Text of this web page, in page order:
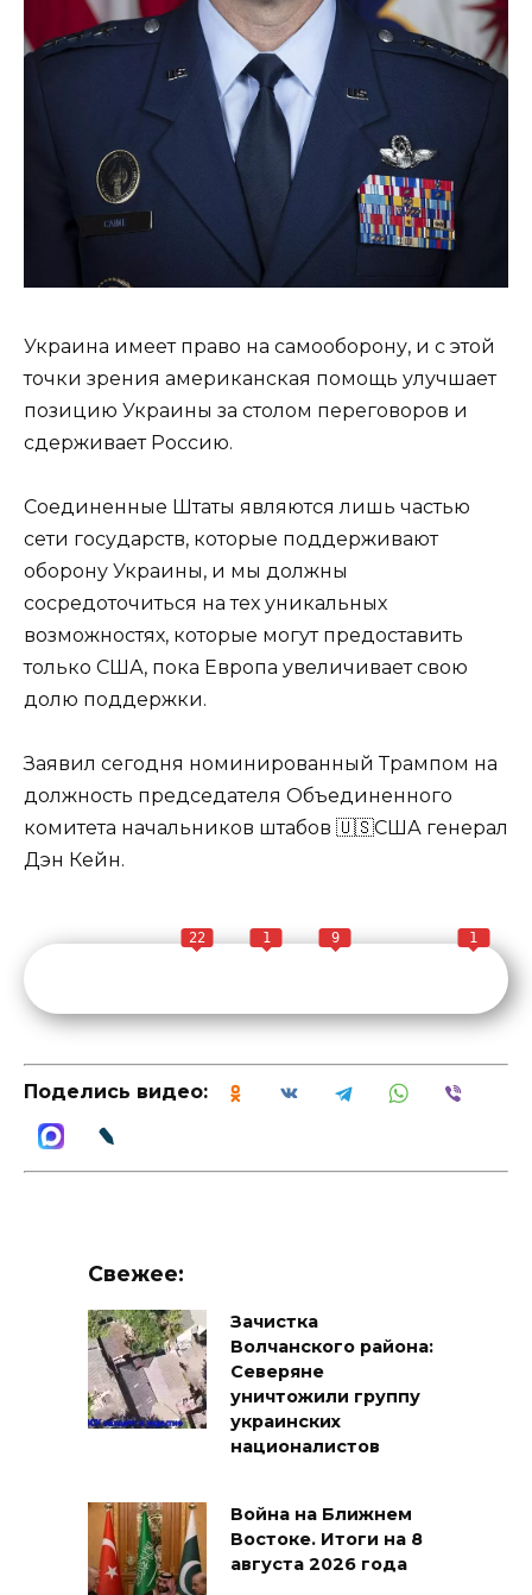
Украина имеет право на самооборону, и с этой
точки зрения американская помощь улучшает
позицию Украины за столом переговоров и
сдерживает Россию.
Соединенные Штаты являются лишь частью
сети государств, которые поддерживают
оборону Украины, и мы должны
сосредоточиться на тех уникальных
возможностях, которые могут предоставить
только США, пока Европа увеличивает свою
долю поддержки.
Заявил сегодня номинированный Трампом на
должность председателя Объединенного
комитета начальников штабов 🇺🇸США генерал
Дэн Кейн.
22 1 9 1
Поделись видео:
Свежее:
Зачистка
Волчанского района:
Северяне
уничтожили группу
украинских
националистов
Война на Ближнем
Востоке. Итоги на 8
августа 2026 года